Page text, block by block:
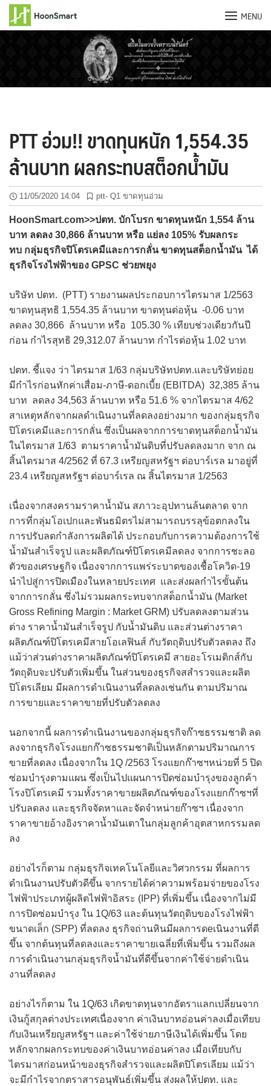
MENU
PTT อ่วม!! ขาดทุนหนัก 1,554.35
ล้านบาท ผลกระทบสต็อกน้ำมัน
11/05/2020 14:04 ptt- Q1 ขาดทุนอ่วม
HoonSmart.com>>ปตท. บักโบรก ขาดทุนหนัก 1,554 ล้าน
บาท ลดลง 30,866 ล้านบาท หรือ แย่ลง 105% รับผลกระ
ทบ กลุ่มธุรกิจปิโตรเคมีและการกลั่น ขาดทุนสต็อกน้ำมัน ได้
ธุรกิจโรงไฟฟ้าของ GPSC ช่วยพยุง
บริษัท ปตท. (PTT) รายงานผลประกอบการไตรมาส 1/2563
ขาดทุนสุทธิ 1,554.35 ล้านบาท ขาดทุนต่อหุ้น -0.06 บาท
ลดลง 30,866 ล้านบาท หรือ 105.30 % เทียบช่วงเดียวกันปี
ก่อน กำไรสุทธิ 29,312.07 ล้านบาท กำไรต่อหุ้น 1.02 บาท
ปตท. ชี้แจง ว่า ไตรมาส 1/63 กลุ่มบริษัทปตท.และบริษัทย่อย
มีกำไรก่อนหักค่าเสื่อม-ภาษี-ดอกเบี้ย (EBITDA) 32,385 ล้าน
บาท ลดลง 34,563 ล้านบาท หรือ 51.6 % จากไตรมาส 4/62
สาเหตุหลักจากผลดำเนินงานที่ลดลงอย่างมาก ของกลุ่มธุรกิจ
ปิโตรเคมีและการกลั่น ซึ่งเป็นผลจากการขาดทุนสต็อกน้ำมัน
ในไตรมาส 1/63 ตามราคาน้ำมันดิบที่ปรับลดลงมาก จาก ณ
สิ้นไตรมาส 4/2562 ที่ 67.3 เหรียญสหรัฐฯ ต่อบาร์เรล มาอยู่ที่
23.4 เหรียญสหรัฐฯ ต่อบาร์เรล ณ สิ้นไตรมาส 1/2563
เนื่องจากสงครามราคาน้ำมัน สภาวะอุปทานล้นตลาด จาก
การที่กลุ่มโอเปกและพันธมิตรไม่สามารถบรรลุข้อตกลงใน
การปรับลดกำลังการผลิตได้ ประกอบกับการความต้องการใช้
น้ำมันสำเร็จรูป และผลิตภัณฑ์ปิโตรเคมีลดลง จากการชะลอ
ตัวของเศรษฐกิจ เนื่องจากการแพร่ระบาดของเชื้อโควิด-19
นำไปสู่การปิดเมืองในหลายประเทศ และส่งผลกำไรขั้นต้น
จากการกลั่น ซึ่งไม่รวมผลกระทบจากสต็อกน้ำมัน (Market
Gross Refining Margin : Market GRM) ปรับลดลงตามส่วน
ต่าง ราคาน้ำมันสำเร็จรูป กับน้ำมันดิบ และส่วนต่างราคา
ผลิตภัณฑ์ปิโตรเคมีสายโอเลฟินส์ กับวัตถุดิบปรับตัวลดลง ถึง
แม้ว่าส่วนต่างราคาผลิตภัณฑ์ปิโตรเคมี สายอะโรเมติกส์กับ
วัตถุดิบจะปรับตัวเพิ่มขึ้น ในส่วนของธุรกิจสสำรวจและผลิต
ปิโตรเลียม มีผลการดำเนินงานที่ลดลงเช่นกัน ตามปริมาณ
การขายและราคาขายที่ปรับตัวลดลง
นอกจากนี้ ผลการดำเนินงานของกลุ่มธุรกิจก๊าซธรรมชาติ ลด
ลงจากธุรกิจโรงแยกก๊าซธรรมชาติเป็นหลักตามปริมาณการ
ขายที่ลดลง เนื่องจากใน 1Q /2563 โรงแยกก๊าซฯหน่วยที่ 5 ปิด
ซ่อมบำรุงตามแผน ซึ่งเป็นไปแผนการปิดซ่อมบำรุงของลูกค้า
โรงปิโตรเคมี รวมทั้งราคาขายผลิตภัณฑ์ของโรงแยกก๊าซฯที่
ปรับลดลง และธุรกิจจัดหาและจัดจำหน่ายก๊าซฯ เนื่องจาก
ราคาขายอ้างอิงราคาน้ำมันเตาในกลุ่มลูกค้าอุตสาหกรรมลด
ลง
อย่างไรก็ตาม กลุ่มธุรกิจเทคโนโลยีและวิศวกรรม ที่ผลการ
ดำเนินงานปรับตัวดีขึ้น จากรายได้ค่าความพร้อมจ่ายของโรง
ไฟฟ้าประเภทผู้ผลิตไฟฟ้าอิสระ (IPP) ที่เพิ่มขึ้น เนื่องจากไม่มี
การปิดซ่อมบำรุง ใน 1Q/63 และต้นทุนวัตถุดิบของโรงไฟฟ้า
ขนาดเล็ก (SPP) ที่ลดลง ธุรกิจถ่านหินมีผลการดeเนินงานที่ดี
ขึ้น จากต้นทุนที่ลดลงและราคาขายเฉลี่ยที่เพิ่มขึ้น รวมถึงผล
การดำเนินงานกลุ่มธุรกิจน้ำมันที่ดีขึ้นจากค่าใช้จ่ายดำเนิน
งานที่ลดลง
อย่างไรก็ตาม ใน 1Q/63 เกิดขาดทุนจากอัตราแลกเปลี่ยนจาก
เงินกู้สกุลต่างประเทศเนื่องจาก ค่าเงินบาทอ่อนค่าลงเมื่อเทียบ
กับเงินเหรียญสหรัฐฯ และค่าใช้จ่ายภาษีเงินได้เพิ่มขึ้น โดย
หลักจากผลกระทบของค่าเงินบาทอ่อนค่าลง เมื่อเทียบกับ
ไตรมาสก่อนหน้าของธุรกิจสำรวจและผลิตปิโตรเลียม แม้ว่า
จะมีกำไรจากตราสารอนุพันธ์เพิ่มขึ้น ส่งผลให้ปตท. และ